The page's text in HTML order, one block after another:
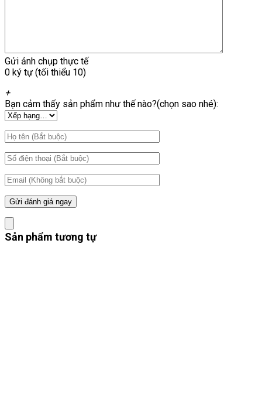
Gửi ảnh chụp thực tế
0 ký tự (tối thiểu 10)
+
Bạn cảm thấy sản phẩm như thế nào?(chọn sao nhé):
Sản phẩm tương tự